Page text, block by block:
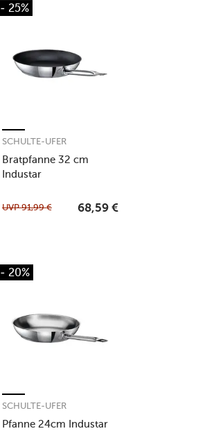
- 25%
Bratpfanne 32 cm
Industar
SCHULTE-UFER
UVP91,99 € 68,59 €
- 20%
Pfanne 24cm Industar
SCHULTE-UFER